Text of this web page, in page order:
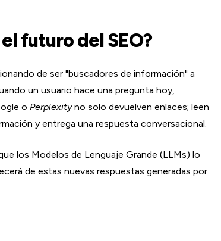
futuro del SEO?
de ser "buscadores de información" a
un usuario hace una pregunta hoy,
o Perplexityno solo devuelven enlaces; leen
y entrega una respuesta conversacional.
los Modelos de Lenguaje Grande (LLMs) lo
de estas nuevas respuestas generadas por